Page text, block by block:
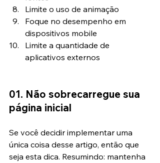
Limite o uso de animação
Foque no desempenho em
dispositivos mobile
Limite a quantidade de
aplicativos externos
01. Não sobrecarregue sua
página inicial
Se você decidir implementar uma
única coisa desse artigo, então que
seja esta dica. Resumindo: mantenha